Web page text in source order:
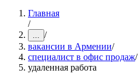
Главная
/
... /
вакансии в Армении/
специалист в офис продаж/
удаленная работа